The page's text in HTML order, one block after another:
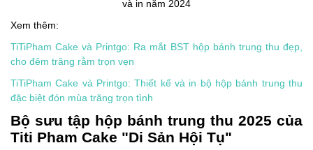
và in năm 2024
Xem thêm:
TiTiPham Cake và Printgo: Ra mắt BST hộp bánh trung thu đẹp,
cho đêm trăng rằm trọn vẹn
TiTiPham Cake và Printgo: Thiết kế và in bộ hộp bánh trung thu
đặc biệt đón mùa trăng trọn tình
Bộ sưu tập hộp bánh trung thu 2025 của
Titi Pham Cake "Di Sản Hội Tụ"